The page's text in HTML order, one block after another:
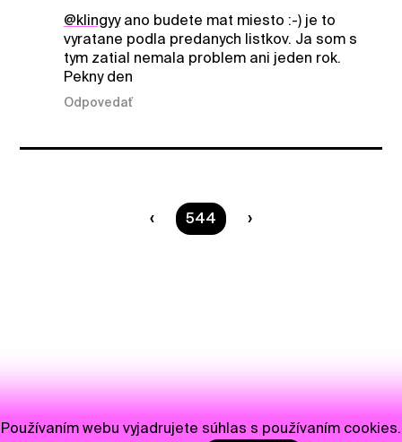
@klingyyano budete mat miesto :-) je to
vyratane podla predanych listkov. Ja som s
tym zatial nemala problem ani jeden rok.
Pekny den
Odpovedať
Ste na strane
544
Používaním webu vyjadrujete súhlas s používaním cookies.